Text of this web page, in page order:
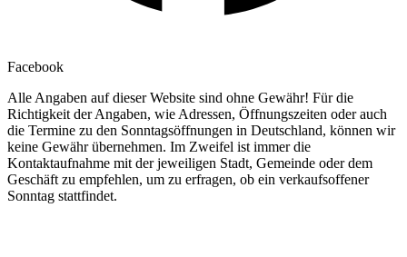
Facebook
Alle Angaben auf dieser Website sind ohne Gewähr! Für die
Richtigkeit der Angaben, wie Adressen, Öffnungszeiten oder auch
die Termine zu den Sonntagsöffnungen in Deutschland, können wir
keine Gewähr übernehmen. Im Zweifel ist immer die
Kontaktaufnahme mit der jeweiligen Stadt, Gemeinde oder dem
Geschäft zu empfehlen, um zu erfragen, ob ein verkaufsoffener
Sonntag stattfindet.